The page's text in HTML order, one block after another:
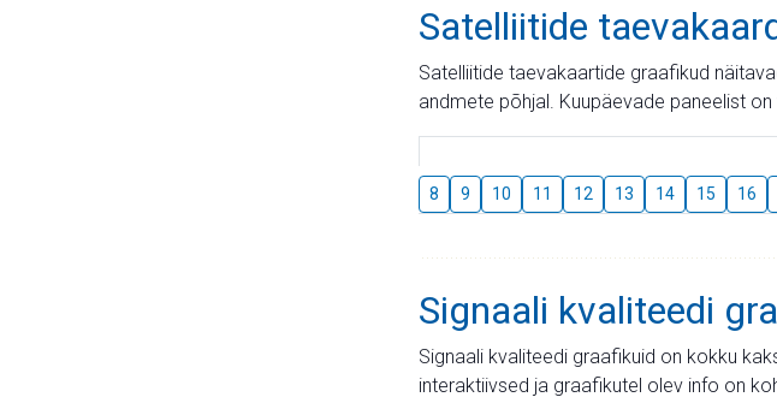
Satelliitide
Satelliitide taevakaartide graafikud
andmete põhjal. Kuupäevade paneelist
8 9 10 11 12 13 14 15 16
Signaali kvaliteedi
Signaali kvaliteedi graafikuid on kokku
interaktiivsed ja graafikutel olev info on